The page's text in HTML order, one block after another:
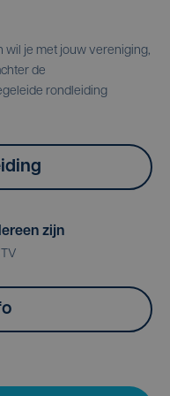
wil je met jouw vereniging,
de
rondleiding
zijn